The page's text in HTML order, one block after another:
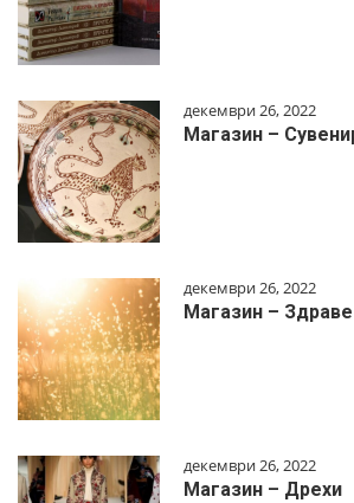
декември 26, 2022
Магазин –
декември 26, 2022
Магазин – Здраве
декември 26, 2022
Магазин – Дрехи